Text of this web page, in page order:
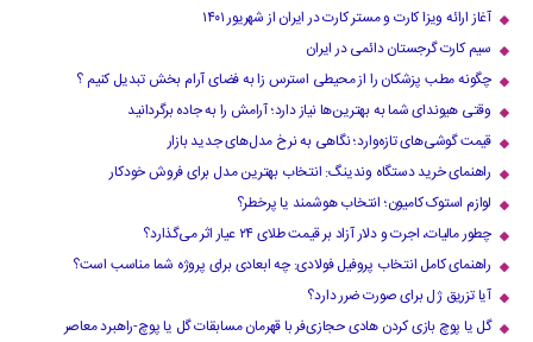
آغاز ارائه ویزا کارت و مستر کارت در ایران از شهریور ۱۴۰۱
سیم کارت گرجستان دائمی در ایران
چگونه مطب پزشکان را از محیطی استرس زا به فضای آرام بخش تبدیل کنیم ؟
وقتی هیوندای شما به بهترین‌ها نیاز دارد؛ آرامش را به جاده برگردانید
قیمت گوشی‌های تازه‌وارد؛ نگاهی به نرخ مدل‌های جدید بازار
راهنمای خرید دستگاه وندینگ: انتخاب بهترین مدل برای فروش خودکار
لوازم استوک کامیون؛ انتخاب هوشمند یا پرخطر؟
چطور مالیات، اجرت و دلار آزاد بر قیمت طلای ۲۴ عیار اثر می‌گذارد؟
راهنمای کامل انتخاب پروفیل فولادی: چه ابعادی برای پروژه شما مناسب است؟
آیا تزریق ژل برای صورت ضرر دارد​؟
گل یا پوچ بازی کردن هادی حجازی‌فر با قهرمان مسابقات گل یا پوچ-راهبرد معاصر